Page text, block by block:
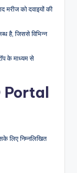
मरीज को दवाइयों की
है, जिससे विभिन्न
के माध्यम से
Portal
लिए निम्नलिखित